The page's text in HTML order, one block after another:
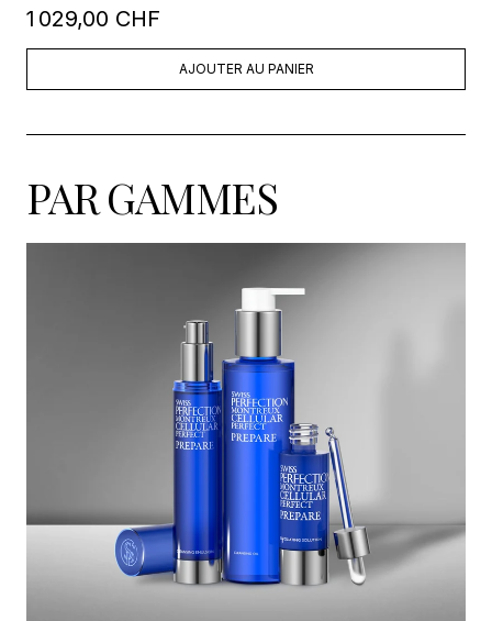
1 029,00 CHF
AJOUTER AU PANIER
PAR GAMMES